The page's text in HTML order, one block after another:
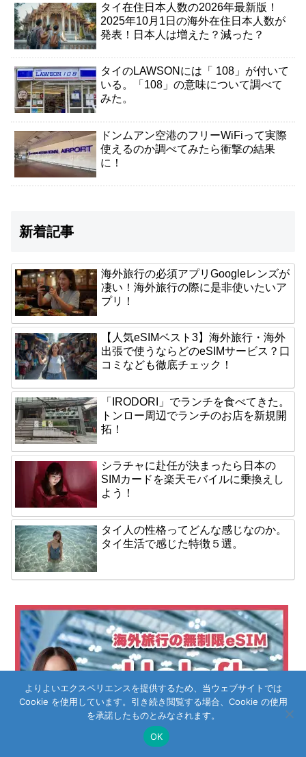
タイ在住日本人数の2026年最新版！
2025年10月1日の海外在住日本人数が
発表！日本人は増えた？減った？
タイのLAWSONには「 108」が付いて
いる。「108」の意味について調べて
みた。
ドンムアン空港のフリーWiFiって実際
使えるのか調べてみたら衝撃の結果
に！
新着記事
海外旅行の必須アプリGoogleレンズが
凄い！海外旅行の際に是非使いたいア
プリ！
【人気eSIMベスト3】海外旅行・海外
出張で使うならどのeSIMサービス？口
コミなども徹底チェック！
「IRODORI」でランチを食べてきた。
トンロー周辺でランチのお店を新規開
拓！
シラチャに赴任が決まったら日本の
SIMカードを楽天モバイルに乗換えし
よう！
タイ人の性格ってどんな感じなのか。
タイ生活で感じた特徴５選。
よりよいエクスペリエンスを提供するため、当ウェブサイトでは
Cookie を使用しています。引き続き閲覧する場合、Cookie の使用
を承諾したものとみなされます。
OK